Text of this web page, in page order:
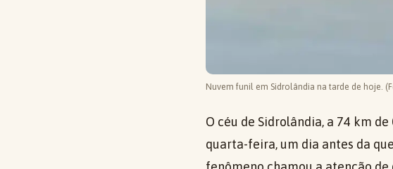
Nuvem funil em Sidrolândia na tarde de hoje.
O céu de Sidrolândia, a 74 km
quarta-feira, um dia antes da